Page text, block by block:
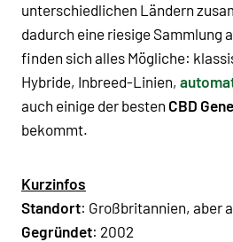
unterschiedlichen Ländern
dadurch eine riesige Sammlung
finden sich alles Mögliche:
Hybride, Inbreed-Linien,
auch einige der besten CBD
bekommt.
Kurzinfos
Standort: Großbritannien, aber
Gegründet: 2002